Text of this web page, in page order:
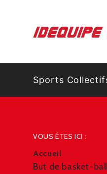
Sports
VOUS ÊTES ICI :
Accueil
But de basket-